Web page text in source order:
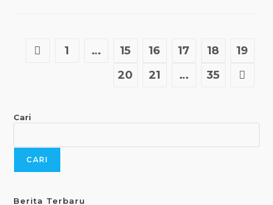
Pesantren
Taimiyah
Bogor
Go to the previous page
1 … 15 16 17 18
19
20
21 … 35 Go to
Cari
CARI
Berita Terbaru